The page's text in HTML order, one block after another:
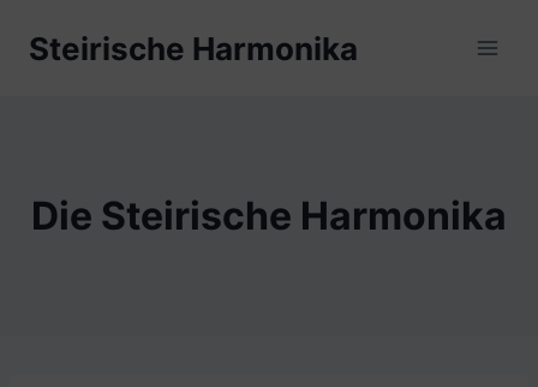
InhaltSteirische Harmonika
Die Steirische Harmonika